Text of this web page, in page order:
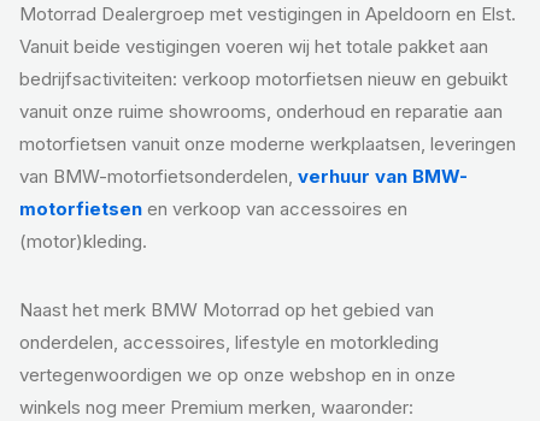
Motorrad Dealergroep met vestigingen in Apeldoorn en Elst.
Vanuit beide vestigingen voeren wij het totale pakket aan
bedrijfsactiviteiten: verkoop motorfietsen nieuw en gebuikt
vanuit onze ruime showrooms, onderhoud en reparatie aan
motorfietsen vanuit onze moderne werkplaatsen, leveringen
van BMW-motorfietsonderdelen, verhuur van BMW-
motorfietsen en verkoop van accessoires en
(motor)kleding.
Naast het merk BMW Motorrad op het gebied van
onderdelen, accessoires, lifestyle en motorkleding
vertegenwoordigen we op onze webshop en in onze
winkels nog meer Premium merken, waaronder: